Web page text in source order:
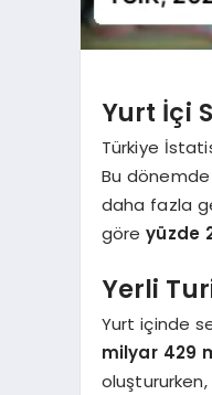
Yurt İçi
Türkiye
Bu dönemde
daha fazla
göreyüzde
Yerli
Yurt içinde
milyar 429
oluştururken,